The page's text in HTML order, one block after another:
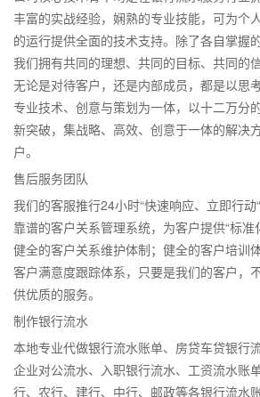
丰富的实战经验，娴熟的专业技能，可为个
的运行提供全面的技术支持。除了各自掌握
我们拥有共同的理想、共同的目标、共同的
无论是对待客户，还是内部成员，都是以思
专业技术、创意与策划为一体，以十二万分
新突破，集战略、高效、创意于一体的解决
户。
售后服务团队
我们的客服推行24小时“快速响应、立即行
靠谱的客户关系管理系统，为客户提供“标准
健全的客户关系维护体制；健全的客户培训
客户满意度跟踪体系，只要是我们的客户，
供优质的服务。
制作银行流水
本地专业代做银行流水账单、房贷车贷银行
企业对公流水、入职银行流水、工资流水账
行、农行、建行、中行、邮政等各银行流水